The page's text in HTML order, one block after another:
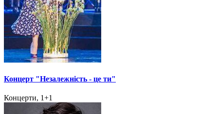
Концерт "Незалежність - це ти"
Концерти, 1+1